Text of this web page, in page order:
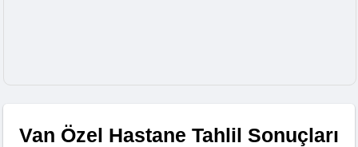
Van Özel Hastane Tahlil Sonuçları